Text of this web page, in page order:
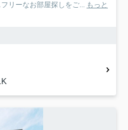
リーなお部屋探しをご... もっと